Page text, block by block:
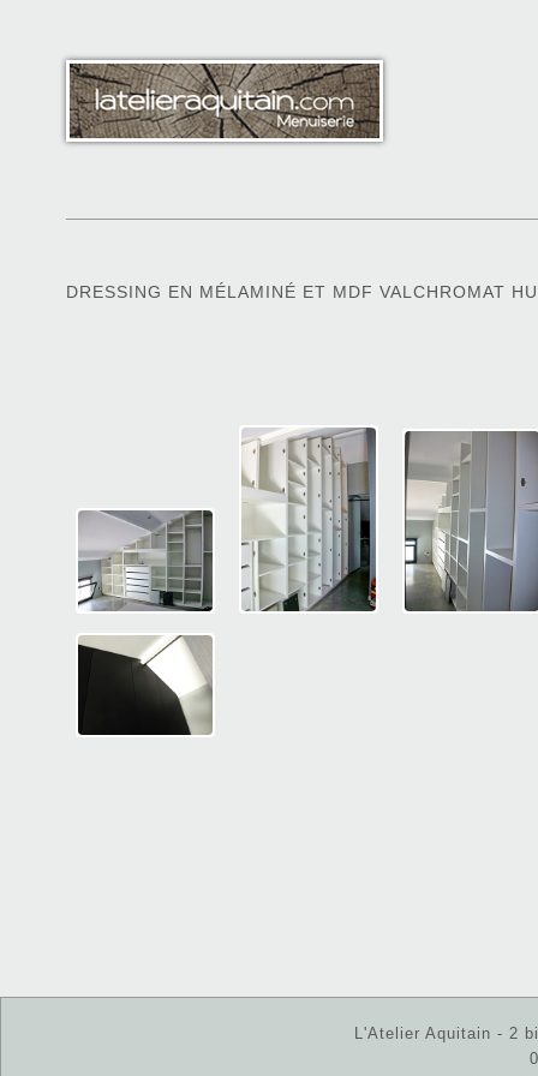
DRESSING EN MÉLAMINÉ ET MDF VALCHROMAT
L'Atelier Aquitain - 2